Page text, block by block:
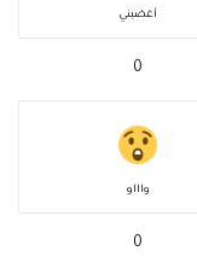
أغضبني
0
واااو
0